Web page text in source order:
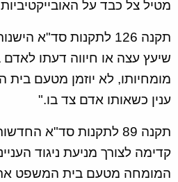
מטיל צל כבד על
תקנה 126 לתקנות סד"א
שיעץ עצה או חיווה דעתו
מומחיותו, לא יוזמן מטעם
ענין כשאותו אדם צד בו."
תקנה 89 לתקנות סד"א
קדימה לצורך מניעת ניגוד
המומחה מטעם בית המשפט